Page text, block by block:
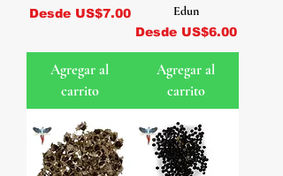
Desde US$7.00
Precio de oferta
Agregar al
carrito
Edun
Desde US$6.00
Precio de oferta
Agregar al
carrito